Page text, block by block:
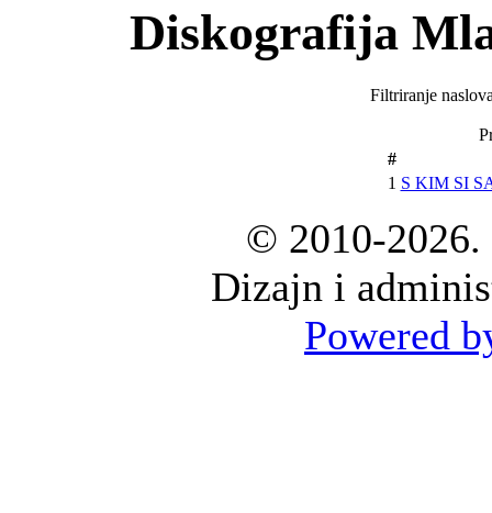
Diskografija
Filtriranje
#
1 S KIM SI
© 2010-2026.
Dizajn i
Powered